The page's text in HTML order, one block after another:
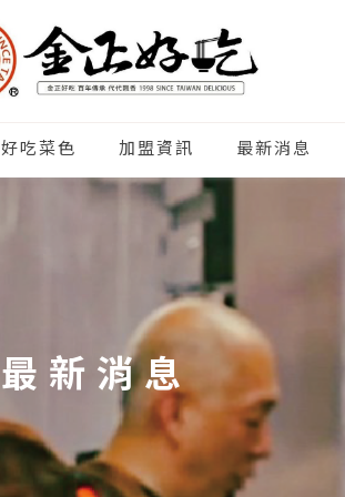
好吃菜色 加盟資訊 最新消息
最新消息